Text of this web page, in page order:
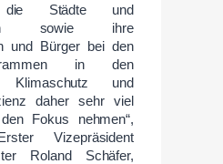
die Städte und
sowie ihre
und Bürger bei den
in den
Klimaschutz und
daher sehr viel
Fokus nehmen“,
Vizepräsident
Roland Schäfer,